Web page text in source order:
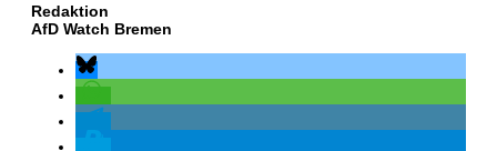
Redaktion
AfD Watch Bremen